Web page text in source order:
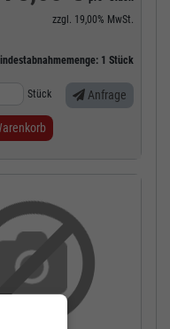
zzgl. 19,00% MwSt.
1 Stück
Stück Anfrage